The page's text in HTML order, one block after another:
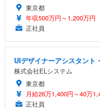
東京都
年収500万円～1,200万円
正社員
UIデザイナーアシスタント
株式会社ELシステム
東京都
月給26万1,400円～40万
正社員